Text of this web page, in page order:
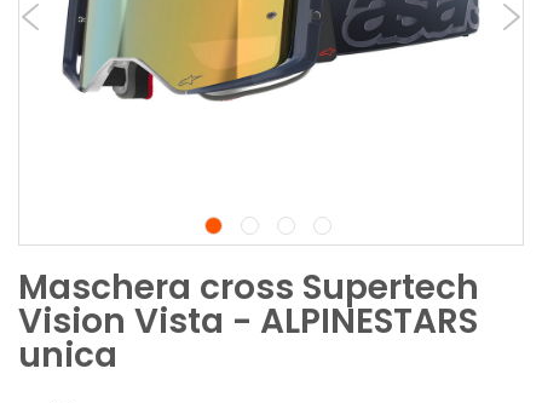
Maschera cross Supertech
Vision Vista - ALPINESTARS
unica